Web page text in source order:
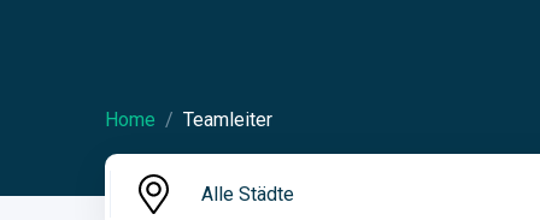
Home Teamleiter
Alle Städte